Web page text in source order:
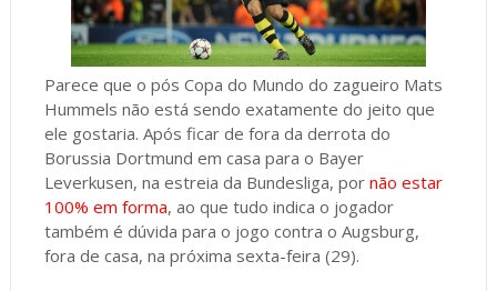
Parece que o pós Copa do Mundo do zagueiro Mats
Hummels não está sendo exatamente do jeito que
ele gostaria. Após ficar de fora da derrota do
Borussia Dortmund em casa para o Bayer
Leverkusen, na estreia da Bundesliga, por não estar
100% em forma, ao que tudo indica o jogador
também é dúvida para o jogo contra o Augsburg,
fora de casa, na próxima sexta-feira (29).